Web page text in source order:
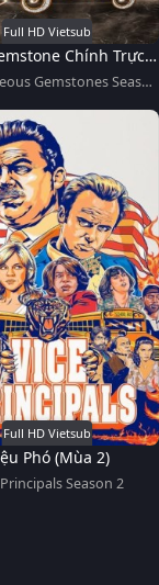
Full HD Vietsub
Chính Trực
(Mùa 3)
Gemstones Season
Full HD Vietsub
Phó (Mùa 2)
Season 2